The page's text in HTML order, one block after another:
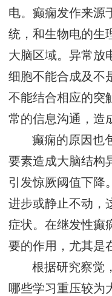
电。癫痫发作来源
统，和生物电的生
大脑区域。异常放
细胞不能合成及不
不能结合相应的突
常的信息沟通，造
癫痫的原因也
要素造成大脑结构
引发惊厥阈值下降
进步或静止不动，
症状。在继发性癫
要的作用，尤其是
根据研究察觉
哪些学习重压较为